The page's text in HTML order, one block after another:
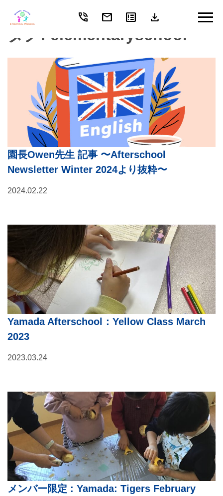
Skip
content
phone_in_talk mail breaking_news download
タグ: elementaryschool
園長Owen先生 記事 〜Afterschool
Newsletter Winter 2024より抜粋〜
2024.02.22
Yamada Afterschool：Yellow Class March
2023
2023.03.24
メンバー限定 : Yamada: Tigers February